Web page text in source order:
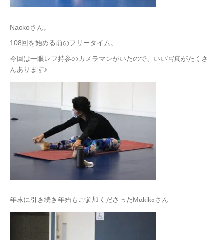
Naokoさん。
108回を始める前のフリータイム。
今回は一眼レフ持参のカメラマンがいたので、いい写真がたくさ
んあります♪
年末に引き続き年始もご参加くださったMakikoさん